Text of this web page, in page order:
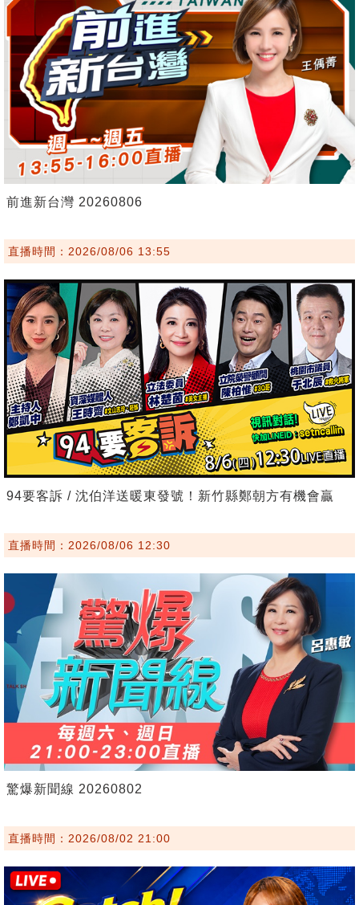
前進新台灣 20260806
直播時間：2026/08/06 13:55
94要客訴 / 沈伯洋送暖東發號！新竹縣鄭朝方有機會贏
直播時間：2026/08/06 12:30
驚爆新聞線 20260802
直播時間：2026/08/02 21:00